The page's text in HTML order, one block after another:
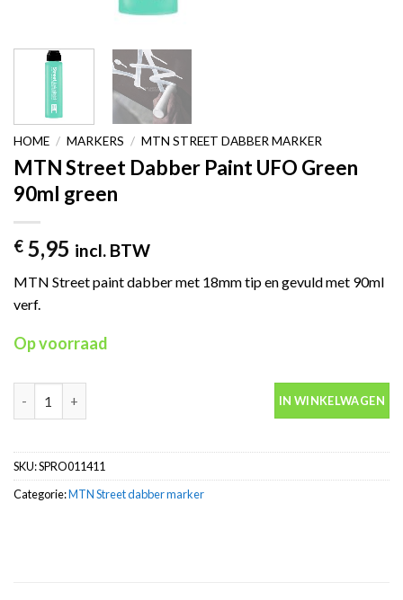
HOME / MARKERS / MTN STREET DABBER MARKER
MTN Street Dabber Paint UFO Green
90ml green
€ 5,95 incl. BTW
MTN Street paint dabber met 18mm tip en gevuld met 90ml
verf.
Op voorraad
MTN Street Dabber Paint UFO Green 90ml green aantal
IN WINKELWAGEN
SKU:SPRO011411
Categorie:MTN Street dabber marker